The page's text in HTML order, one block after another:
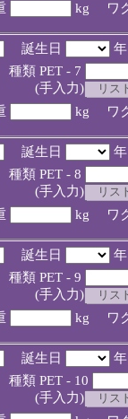
kg ワ
誕生日
種類 PET - 7
力)
kg ワ
誕生日
種類 PET - 8
力)
kg ワ
誕生日
種類 PET - 9
力)
kg ワ
誕生日
種類 PET - 10
力)